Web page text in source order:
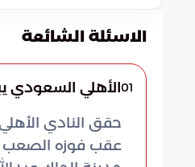
الاسئلة الشائعة
01الأهلي السعودي
حقق النادي
عقب فوزه الصعب